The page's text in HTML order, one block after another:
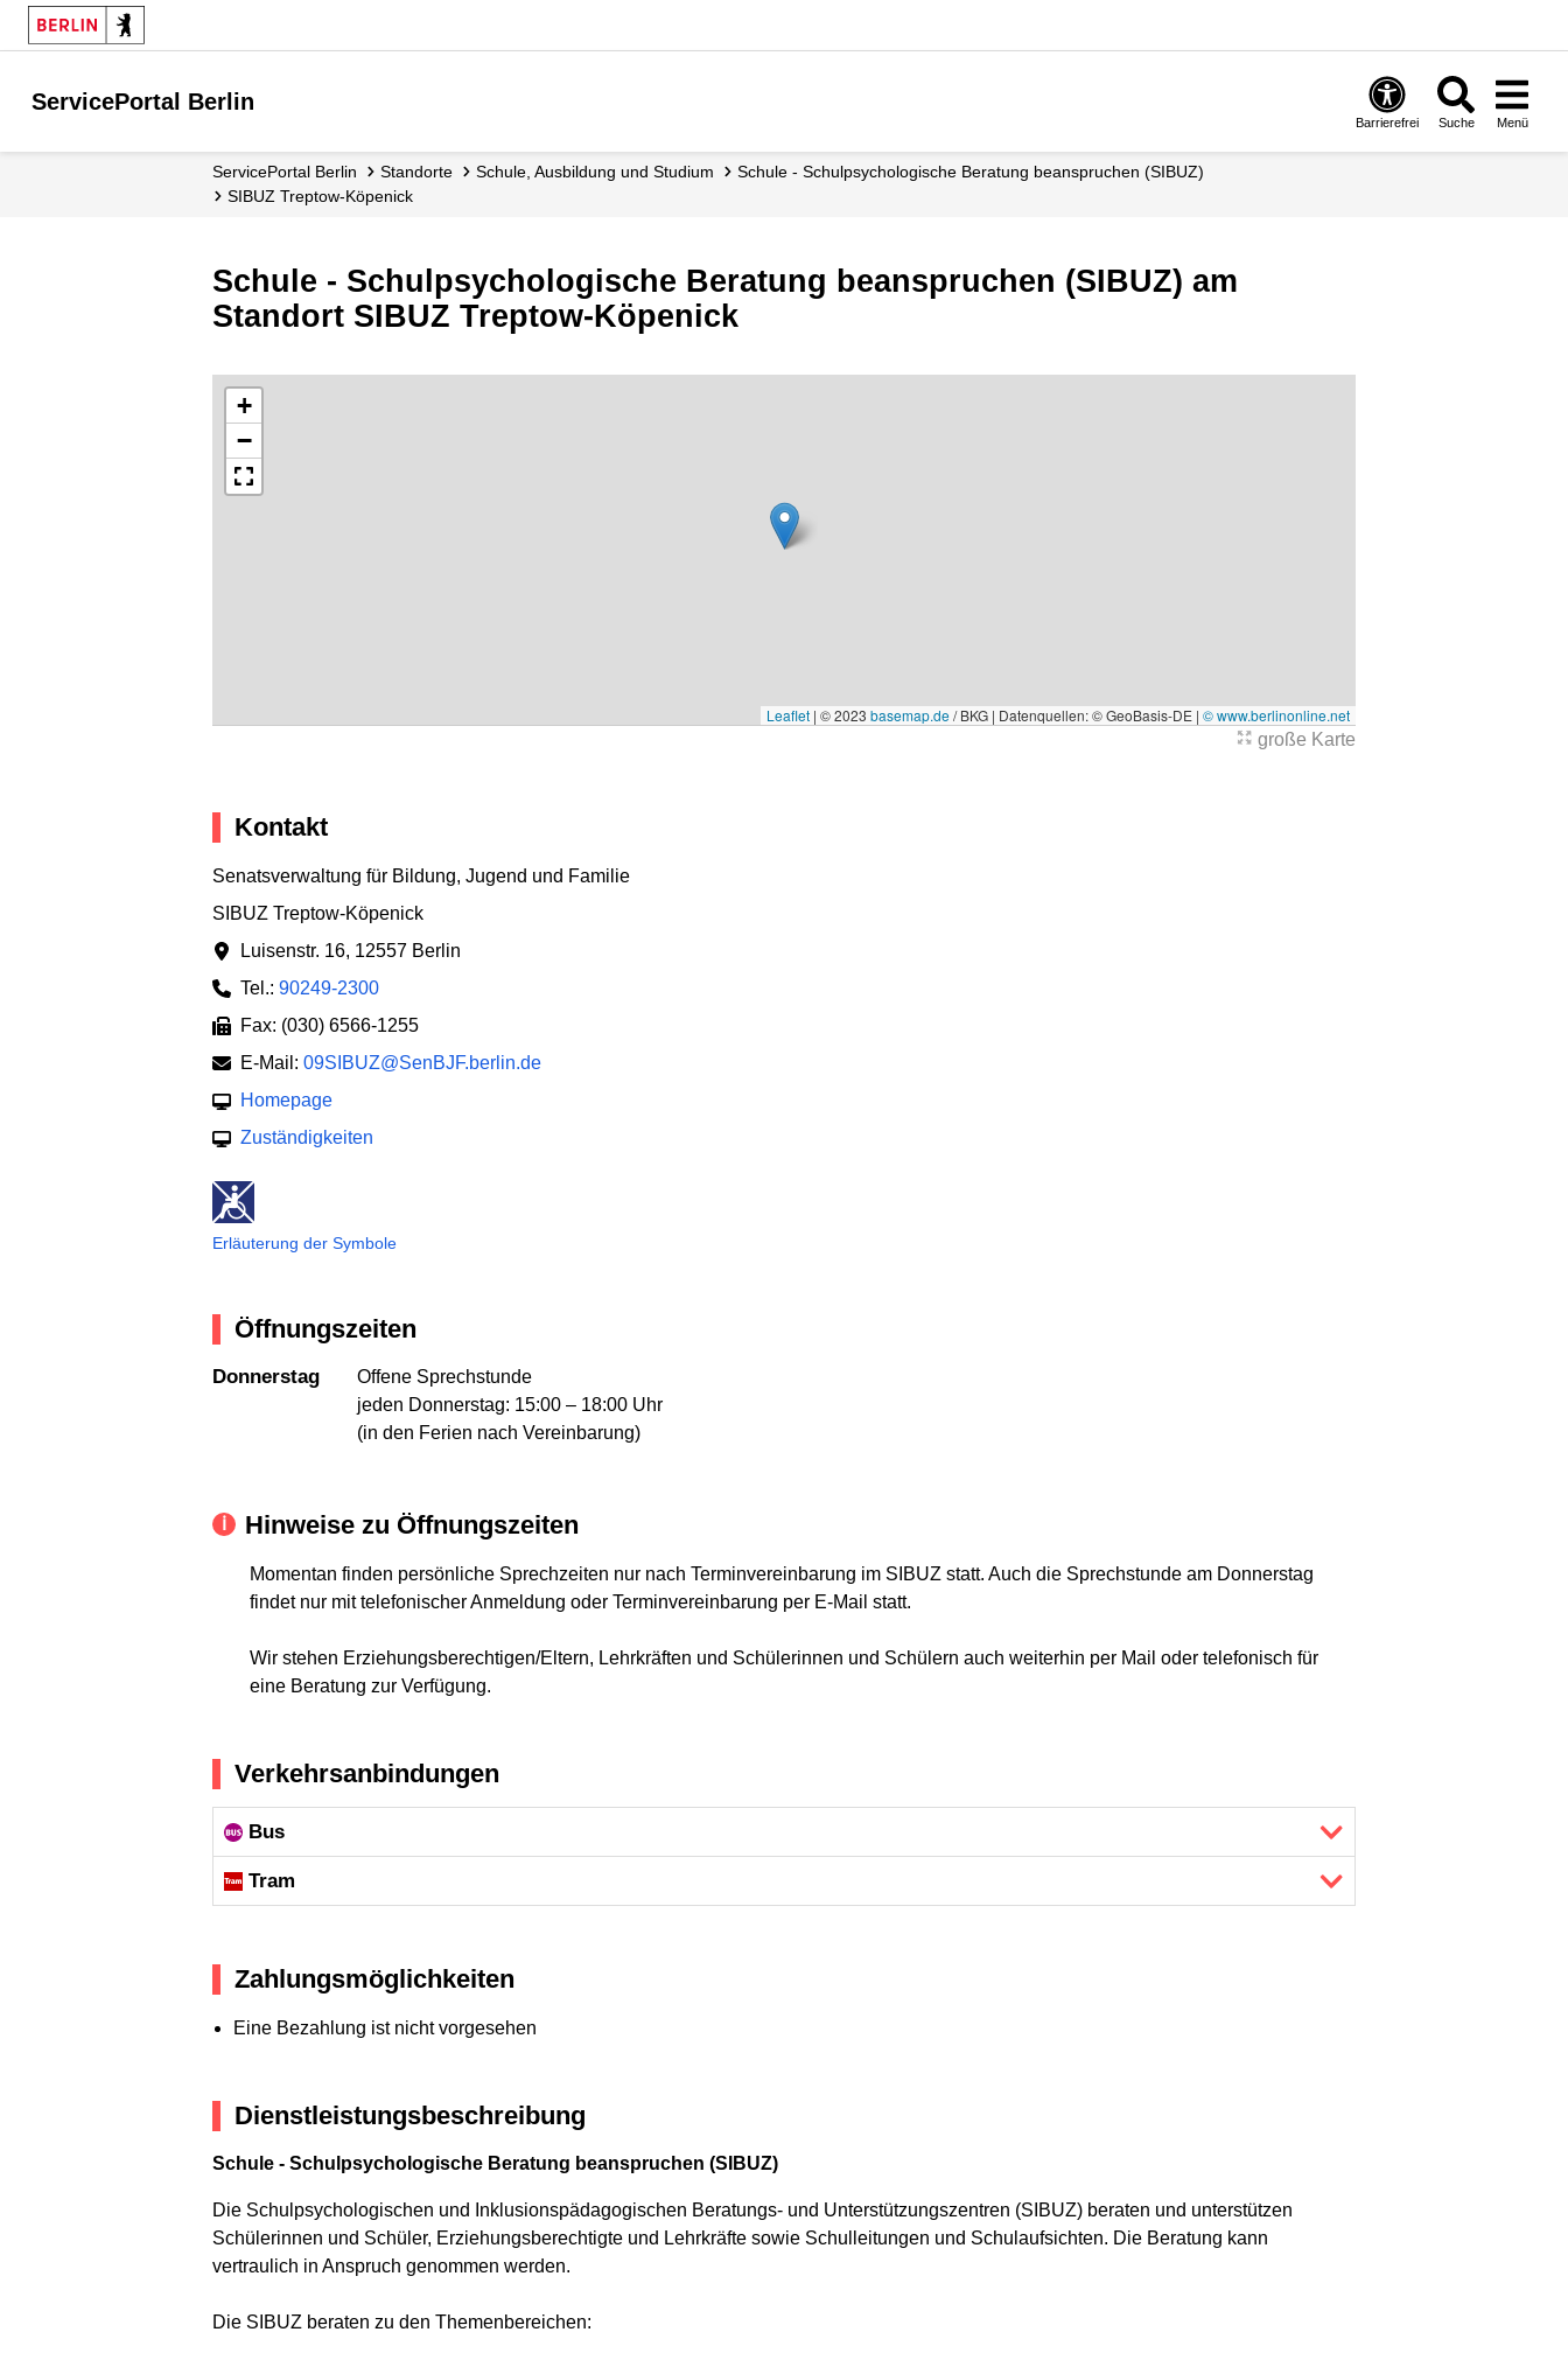
ServicePortal Berlin
Barrierefrei Suche Menü
ServicePortal Berlin Standorte Schule, Ausbildung und Studium
Schule - Schulpsychologische Beratung beanspruchen (SIBUZ)
SIBUZ Treptow-Köpenick
Schule - Schulpsychologische Beratung beanspruchen (SIBUZ) am
Standort SIBUZ Treptow-Köpenick
+
−
Leaflet | © 2023 basemap.de/ BKG | Datenquellen: © GeoBasis-DE | © www.berlinonline.net
große Karte
Kontakt
Senatsverwaltung für Bildung, Jugend und Familie
SIBUZ Treptow-Köpenick
Luisenstr. 16, 12557 Berlin
Tel.: 90249-2300
Fax: (030) 6566-1255
E-Mail: 09SIBUZ@SenBJF.berlin.de
Homepage
Zuständigkeiten
Erläuterung der Symbole
Öffnungszeiten
Donnerstag
Offene Sprechstunde
jeden Donnerstag: 15:00 – 18:00 Uhr
(in den Ferien nach Vereinbarung)
Hinweise zu Öffnungszeiten
Momentan finden persönliche Sprechzeiten nur nach Terminvereinbarung im SIBUZ statt. Auch die Sprechstunde am Donnerstag
findet nur mit telefonischer Anmeldung oder Terminvereinbarung per E-Mail statt.
Wir stehen Erziehungsberechtigen/Eltern, Lehrkräften und Schülerinnen und Schülern auch weiterhin per Mail oder telefonisch für
eine Beratung zur Verfügung.
Verkehrsanbindungen
Bus
Tram
Zahlungsmöglichkeiten
Eine Bezahlung ist nicht vorgesehen
Dienstleistungsbeschreibung
Schule - Schulpsychologische Beratung beanspruchen (SIBUZ)
Die Schulpsychologischen und Inklusionspädagogischen Beratungs- und Unterstützungszentren (SIBUZ) beraten und unterstützen
Schülerinnen und Schüler, Erziehungsberechtigte und Lehrkräfte sowie Schulleitungen und Schulaufsichten. Die Beratung kann
vertraulich in Anspruch genommen werden.
Die SIBUZ beraten zu den Themenbereichen: